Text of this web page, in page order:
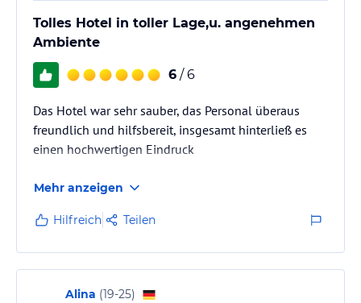
Tolles Hotel in toller Lage,u. angenehmen
Ambiente
6 / 6
Das Hotel war sehr sauber, das Personal überaus
freundlich und hilfsbereit, insgesamt hinterließ es
einen hochwertigen Eindruck
Mehr anzeigen
Hilfreich Teilen
Alina (19-25)